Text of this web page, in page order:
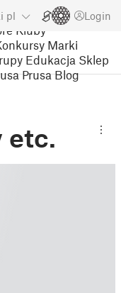
pl Login
Kluby
Marki
Edukacja Sklep
Prusa Blog
etc.